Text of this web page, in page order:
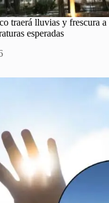
traerá lluvias y frescura a
esperadas